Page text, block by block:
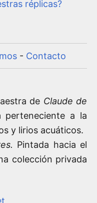
réplicas?
- Contacto
de Claude de
perteneciente a la
y lirios acuáticos.
Pintada hacia el
colección privada